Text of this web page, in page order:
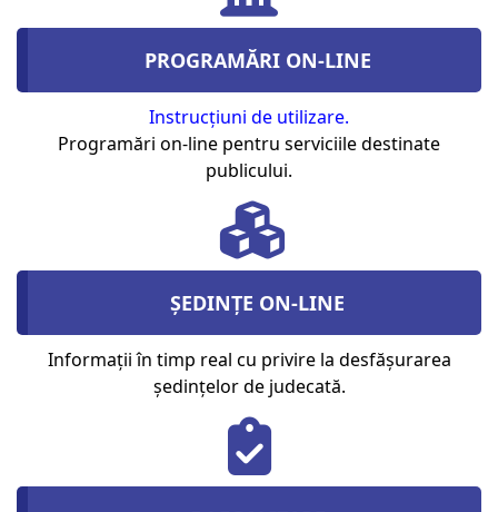
PROGRAMĂRI ON-LINE
Instrucţiuni de utilizare.
Programări on-line pentru serviciile destinate
publicului.
ȘEDINȚE ON-LINE
Informații în timp real cu privire la desfășurarea
ședințelor de judecată.